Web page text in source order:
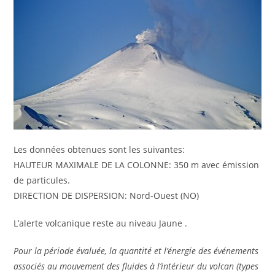
Les données obtenues sont les suivantes:
HAUTEUR MAXIMALE DE LA COLONNE: 350 m avec émission
de particules.
DIRECTION DE DISPERSION: Nord-Ouest (NO)
L’alerte volcanique reste au niveau Jaune .
Pour la période évaluée, la quantité et l’énergie des événements
associés au mouvement des fluides à l’intérieur du volcan (types